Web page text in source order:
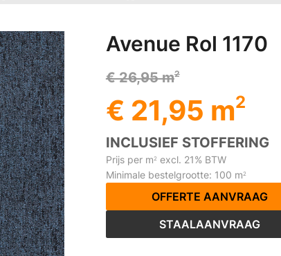
Avenue Rol 1170
€ 26,95 m2
€ 21,95 m2
INCLUSIEF STOFFERING
Prijs per m2 excl. 21% BTW
Minimale bestelgrootte: 100 m2
OFFERTE AANVRAAG
STAALAANVRAAG